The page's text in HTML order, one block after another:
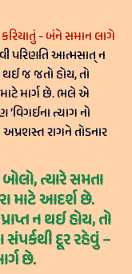
- બંને સમાન લાગે
પરિણતિ આત્મસાત્ ન
જ જતો હોય, તો
માર્ગ છે. ભલે એ
‘વિગઈના ત્યાગ નો
રાગને તોડનાર
ત્યારે સમતા
માટે આદર્શ છે.
ન થઈ હોય, તો
સંપર્કથી દૂર રહેવું –
છે.